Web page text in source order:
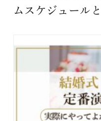
ムスケジュール